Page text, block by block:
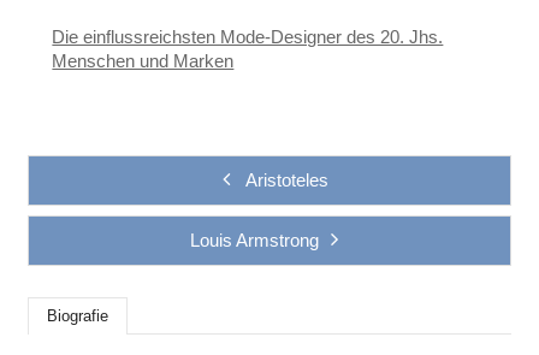
Die einflussreichsten Mode-Designer des 20. Jhs.
Menschen und Marken
Aristoteles
Louis Armstrong
Biografie